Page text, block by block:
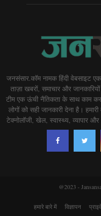
जनसंसार.कॉम नामक हिंदी वेबसाइट
ताज़ा खबरों, समाचार और
टीम एक ऊंची नैतिकता के साथ काम
लोगों को सही जानकारी देना है।
टेक्नोलॉजी, खेल, स्वास्थ्य, व्यापार
@2023 -
हमारे बारे में विज्ञापन